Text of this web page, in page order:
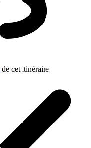
de cet itinéraire